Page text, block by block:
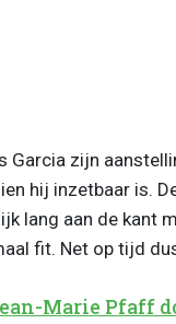
Garcia zijn
hij inzetbaar is.
lang aan de kant
fit. Net op tijd
Marie Pfaff